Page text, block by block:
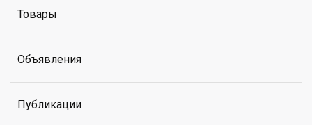
Товары
Объявления
Публикации